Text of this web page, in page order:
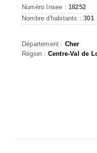
Numéro Insee : 18252
Nombre d'habitants :301
Département : Cher
Région : Centre-Val de